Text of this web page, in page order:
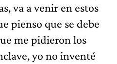
va a venir en estos
pienso que se debe
me pidieron los
yo no inventé